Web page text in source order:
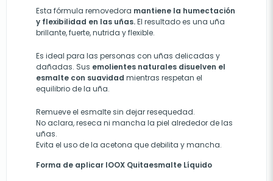
Esta fórmula removedora mantiene la humectación
y flexibilidad en las uñas.El resultado es una uña
brillante, fuerte, nutrida y flexible.
Es ideal para las personas con uñas delicadas y
dañadas. Sus emolientes naturales disuelven el
esmalte con suavidad mientras respetan el
equilibrio de la uña.
Remueve el esmalte sin dejar resequedad.
No aclara, reseca ni mancha la piel alrededor de las
uñas.
Evita el uso de la acetona que debilita y mancha.
Forma de aplicar IOOX Quitaesmalte Líquido